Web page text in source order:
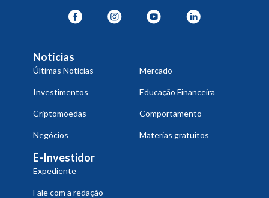
Notícias
Últimas Notícias Mercado
Investimentos Educação Financeira
Criptomoedas Comportamento
Negócios Materias gratuitos
E-Investidor
Expediente
Fale com a redação